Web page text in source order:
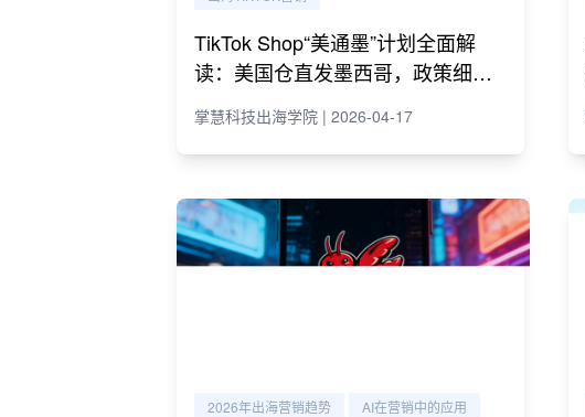
TikTok Shop“美通墨”计划全面解
读：美国仓直发墨西哥，政策细则
掌慧科技出海学院 | 2026-04-17
2026年出海营销趋势 AI在营销中的应用